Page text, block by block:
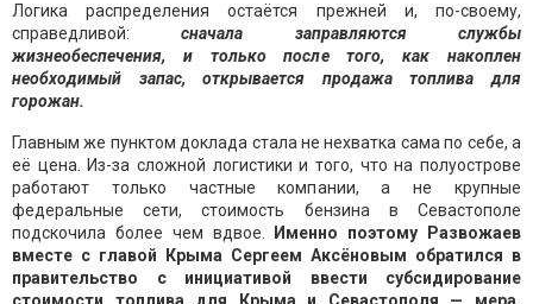
Логика распределения остаётся прежней и, по-своему,
справедливой:сначала заправляются службы
жизнеобеспечения, и только после того, как накоплен
необходимый запас, открывается продажа топлива для
горожан.
Главным же пунктом доклада стала не нехватка сама по себе, а
её цена. Из-за сложной логистики и того, что на полуострове
работают только частные компании, а не крупные
федеральные сети, стоимость бензина в Севастополе
подскочила более чем вдвое. Именно поэтому Развожаев
вместе с главой Крыма Сергеем Аксёновым обратился в
правительство с инициативой ввести субсидирование